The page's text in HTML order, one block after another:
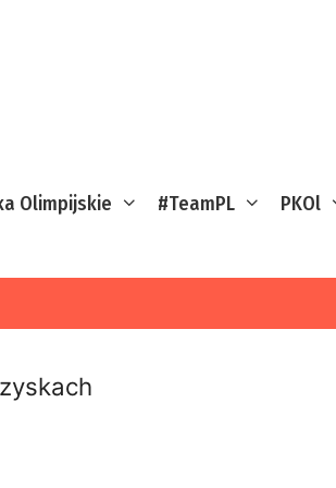
Olimpijskie #TeamPL PKOl